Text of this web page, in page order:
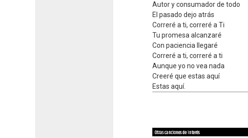
Autor y consumador de todo
El pasado dejo atrás
Correré a ti, correré a Ti
Tu promesa alcanzaré
Con paciencia llegaré
Correré a ti, correré a ti
Aunque yo no vea nada
Creeré que estas aquí
Estas aquí.
Otras canciones de interés